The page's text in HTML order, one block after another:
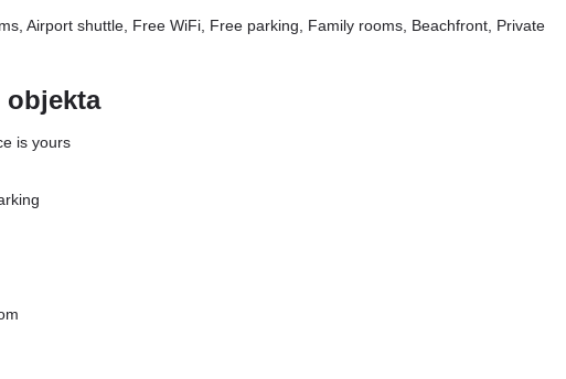
Airport shuttle, Free WiFi, Free parking, Family rooms, Beachfront, Private
objekta
is yours